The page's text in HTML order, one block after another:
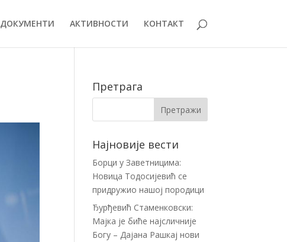
ДОКУМЕНТИ АКТИВНОСТИ КОНТАКТ
Претрага
Најновије вести
Борци у Заветницима:
Новица Тодосијевић се
придружио нашој породици
Ђурђевић Стаменковски:
Мајка је биће најсличније
Богу – Дајана Рашкај нови